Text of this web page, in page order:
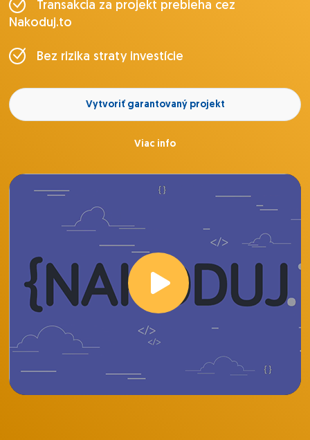
Transakcia za projekt prebieha cez
Nakoduj.to
Bez rizika straty investície
Vytvoriť garantovaný projekt
Viac info